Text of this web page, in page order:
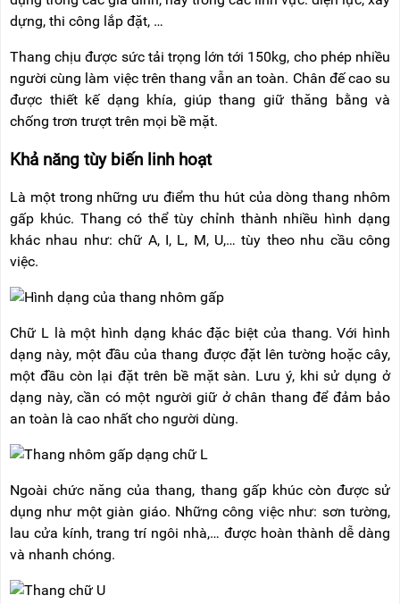
dựng, thi công lắp đặt, …
Thang chịu được sức tải trọng lớn tới 150kg, cho phép nhiều
người cùng làm việc trên thang vẫn an toàn. Chân đế cao su
được thiết kế dạng khía, giúp thang giữ thăng bằng và
chống trơn trượt trên mọi bề mặt.
Khả năng tùy biến linh hoạt
Là một trong những ưu điểm thu hút của dòng thang nhôm
gấp khúc. Thang có thể tùy chỉnh thành nhiều hình dạng
khác nhau như: chữ A, I, L, M, U,… tùy theo nhu cầu công
việc.
Chữ L là một hình dạng khác đặc biệt của thang. Với hình
dạng này, một đầu của thang được đặt lên tường hoặc cây,
một đầu còn lại đặt trên bề mặt sàn. Lưu ý, khi sử dụng ở
dạng này, cần có một người giữ ở chân thang để đảm bảo
an toàn là cao nhất cho người dùng.
Ngoài chức năng của thang, thang gấp khúc còn được sử
dụng như một giàn giáo. Những công việc như: sơn tường,
lau cửa kính, trang trí ngôi nhà,… được hoàn thành dễ dàng
và nhanh chóng.